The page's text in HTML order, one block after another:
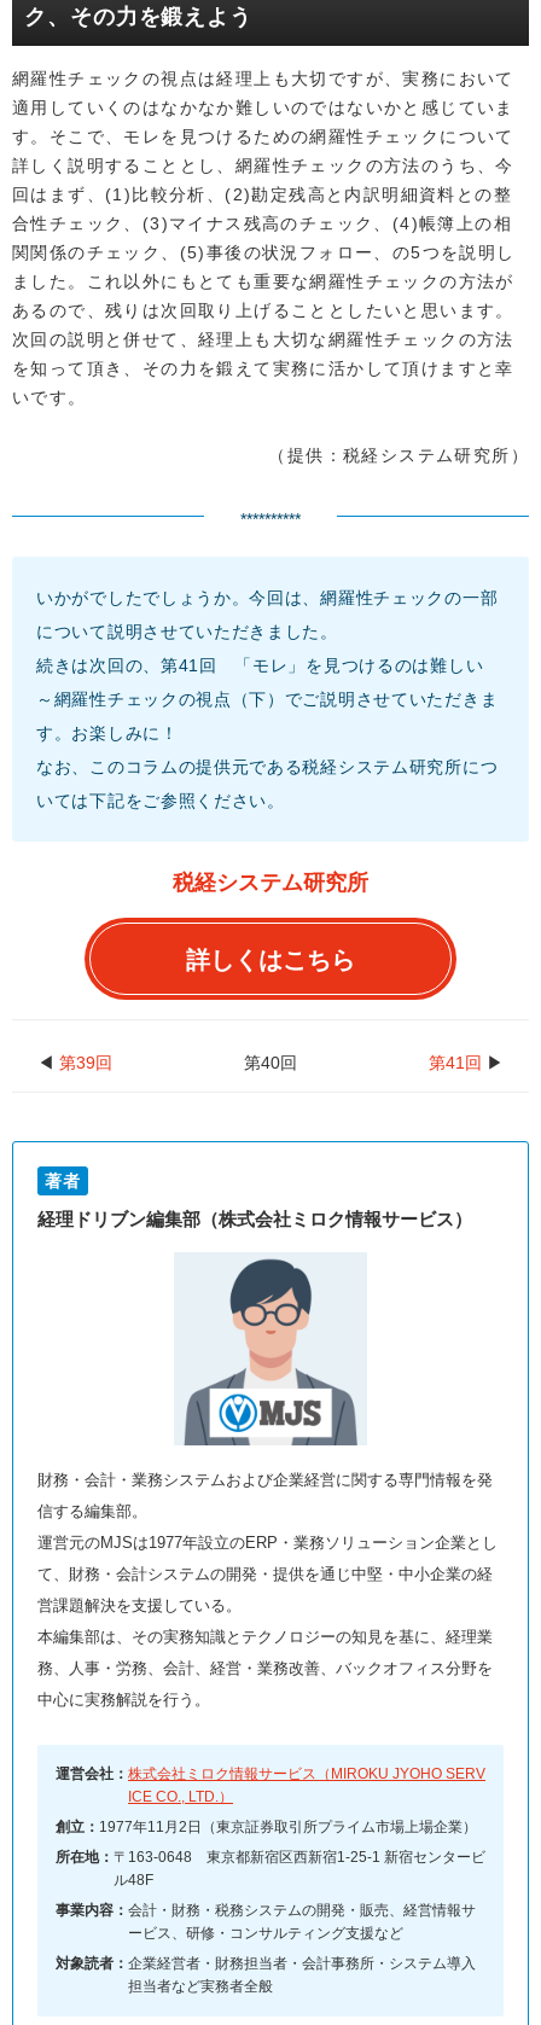
ク、その力を鍛えよう
網羅性チェックの視点は経理上も大切ですが、実務において
適用していくのはなかなか難しいのではないかと感じていま
す。そこで、モレを見つけるための網羅性チェックについて
詳しく説明することとし、網羅性チェックの方法のうち、今
回はまず、(1)比較分析、(2)勘定残高と内訳明細資料との整
合性チェック、(3)マイナス残高のチェック、(4)帳簿上の相
関関係のチェック、(5)事後の状況フォロー、の5つを説明し
ました。これ以外にもとても重要な網羅性チェックの方法が
あるので、残りは次回取り上げることとしたいと思います。
次回の説明と併せて、経理上も大切な網羅性チェックの方法
を知って頂き、その力を鍛えて実務に活かして頂けますと幸
いです。
（提供：税経システム研究所）
**********
いかがでしたでしょうか。今回は、網羅性チェックの一部
について説明させていただきました。
続きは次回の、第41回 「モレ」を見つけるのは難しい
～網羅性チェックの視点（下）でご説明させていただきま
す。お楽しみに！
なお、このコラムの提供元である税経システム研究所につ
いては下記をご参照ください。
税経システム研究所
詳しくはこちら
◀第39回 第40回 第41回 ▶
著者
経理ドリブン編集部（株式会社ミロク情報サービス）
財務・会計・業務システムおよび企業経営に関する専門情報を発
信する編集部。
運営元のMJSは1977年設立のERP・業務ソリューション企業とし
て、財務・会計システムの開発・提供を通じ中堅・中小企業の経
営課題解決を支援している。
本編集部は、その実務知識とテクノロジーの知見を基に、経理業
務、人事・労務、会計、経営・業務改善、バックオフィス分野を
中心に実務解説を行う。
運営会社： 株式会社ミロク情報サービス（MIROKU JYOHO SERV
ICE CO., LTD.）
創立： 1977年11月2日（東京証券取引所プライム市場上場企業）
所在地： 〒163-0648 東京都新宿区西新宿1-25-1 新宿センタービ
ル48F
事業内容： 会計・財務・税務システムの開発・販売、経営情報サ
ービス、研修・コンサルティング支援など
対象読者： 企業経営者・財務担当者・会計事務所・システム導入
担当者など実務者全般